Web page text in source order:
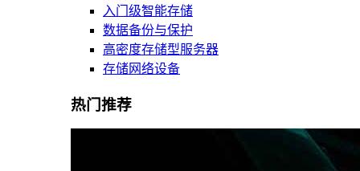
入门级智能存储
数据备份与保护
高密度存储型服务器
存储网络设备
热门推荐